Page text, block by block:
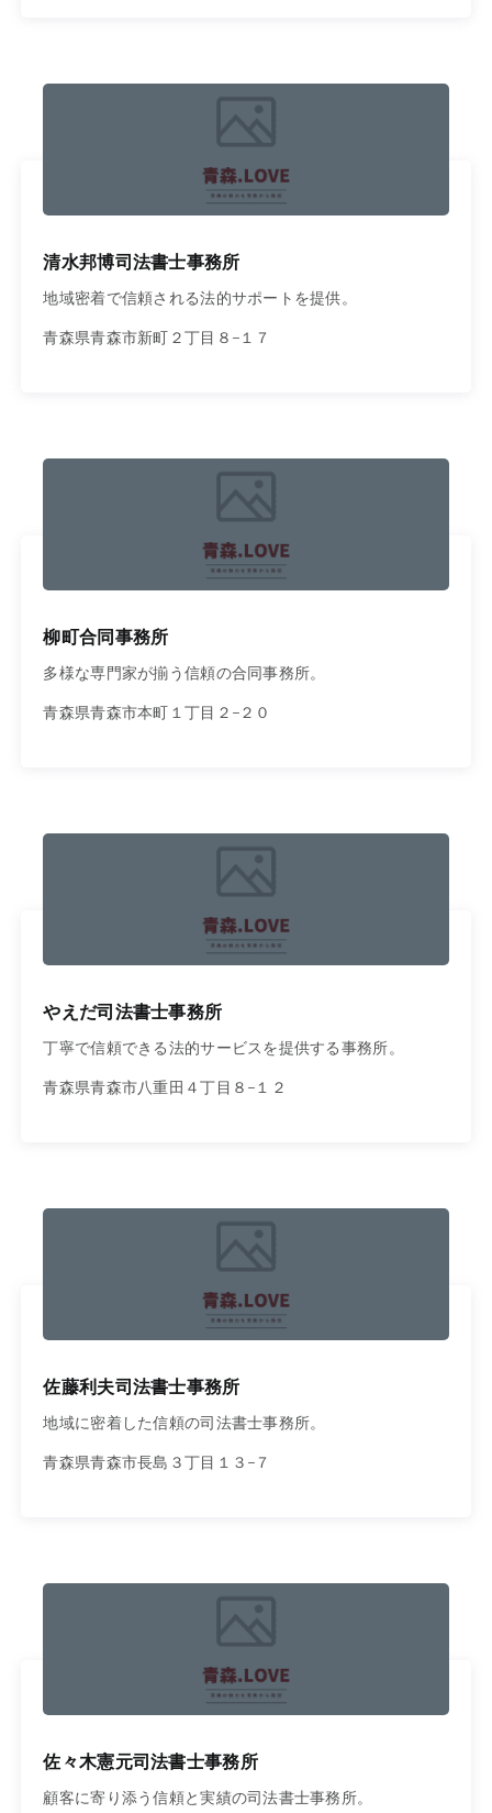
清水邦博司法書士事務所
地域密着で信頼される法的サポートを提供。
青森県青森市新町２丁目８−１７
柳町合同事務所
多様な専門家が揃う信頼の合同事務所。
青森県青森市本町１丁目２−２０
やえだ司法書士事務所
丁寧で信頼できる法的サービスを提供する事務所。
青森県青森市八重田４丁目８−１２
佐藤利夫司法書士事務所
地域に密着した信頼の司法書士事務所。
青森県青森市長島３丁目１３−７
佐々木憲元司法書士事務所
顧客に寄り添う信頼と実績の司法書士事務所。